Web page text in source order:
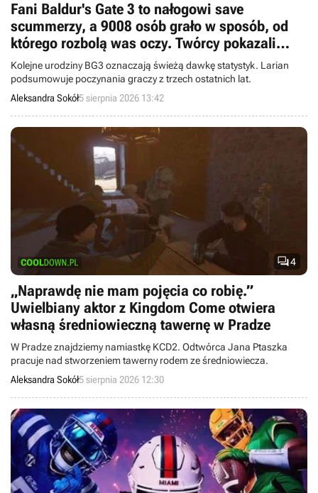
Fani Baldur's Gate 3 to nałogowi save
scummerzy, a 9008 osób grało w sposób, od
którego rozbolą was oczy. Twórcy pokazali
masę statystyk
Kolejne urodziny BG3 oznaczają świeżą dawkę statystyk. Larian
podsumowuje poczynania graczy z trzech ostatnich lat.
Aleksandra Sokół5 sierpnia 2026 13:42
4
„Naprawdę nie mam pojęcia co robię.”
Uwielbiany aktor z Kingdom Come otwiera
własną średniowieczną tawernę w Pradze
W Pradze znajdziemy namiastkę KCD2. Odtwórca Jana Ptaszka
pracuje nad stworzeniem tawerny rodem ze średniowiecza.
Aleksandra Sokół5 sierpnia 2026 12:30